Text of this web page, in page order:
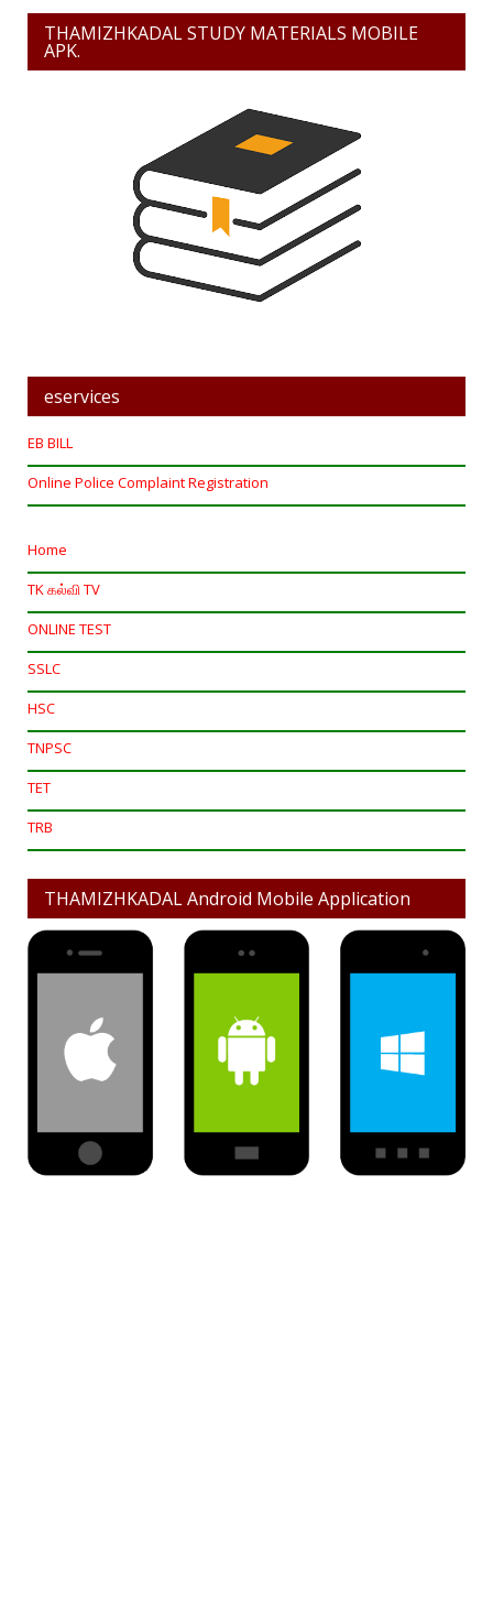
THAMIZHKADAL STUDY MATERIALS MOBILE
APK.
eservices
EB BILL
Online Police Complaint Registration
Home
TK கல்வி TV
ONLINE TEST
SSLC
HSC
TNPSC
TET
TRB
THAMIZHKADAL Android Mobile Application